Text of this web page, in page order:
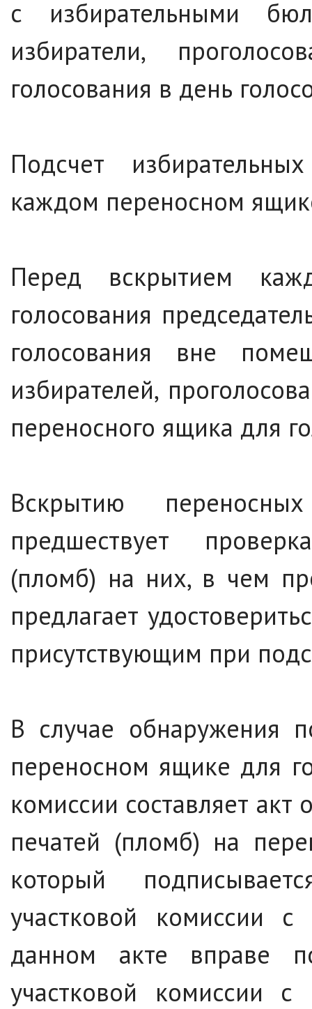
с избирательными
избиратели,
голосования в день
Подсчет
каждом переносном
Перед вскрытием
голосования
голосования вне
избирателей,
переносного ящика для
Вскрытию
предшествует
(пломб) на них, в чем
предлагает
присутствующим при
В случае обнаружения
переносном ящике для
комиссии составляет
печатей (пломб) на
который
участковой комиссии
данном акте вправе
участковой комиссии с